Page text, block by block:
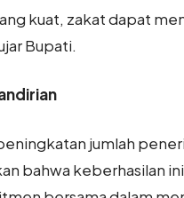
kuat, zakat dapat
Bupati.
jumlah
bahwa keberhasilan